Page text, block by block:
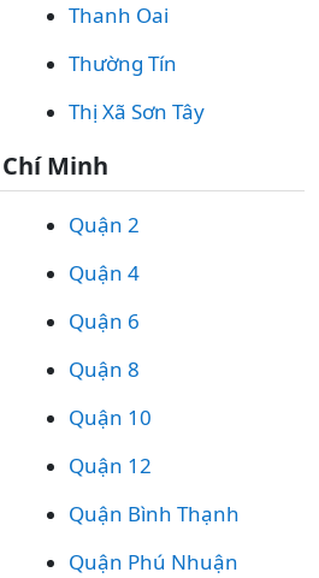
Thanh Oai
Thường Tín
Thị Xã Sơn Tây
Minh
Quận 2
Quận 4
Quận 6
Quận 8
Quận 10
Quận 12
Quận Bình Thạnh
Quận Phú Nhuận